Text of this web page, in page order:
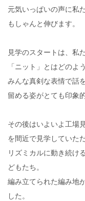
元気いっぱいの声に私
もしゃんと伸びます。
見学のスタートは、私
「ニット」とはどのよ
みんな真剣な表情で話
留める姿がとても印象
その後はいよいよ工場
を間近で見学していた
リズミカルに動き続け
どもたち。
編み立てられた編み地
した。